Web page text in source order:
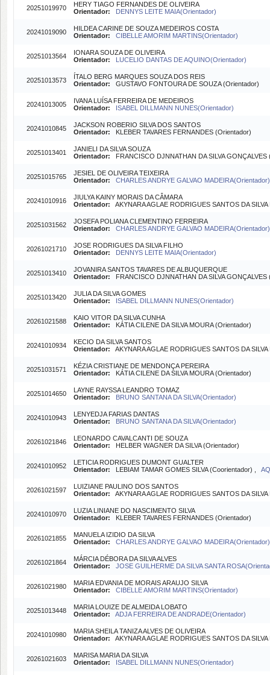
20251019970
HERY TIAGO FERNANDES DE OLIVEIRA
Orientador:
DENNYS LEITE MAIA(Orientador)
20241019090
HILDEA CARINE DE SOUZA MEDEIROS COSTA
Orientador:
CIBELLE AMORIM MARTINS(Orientador)
20251013564
IONARA SOUZA DE OLIVEIRA
Orientador:
LUCELIO DANTAS DE AQUINO(Orientador)
20251013573
ÍTALO BERG MARQUES SOUZA DOS REIS
Orientador: GUSTAVO FONTOURA DE SOUZA (Orientador)
20241013005
IVANA LUÍSA FERREIRA DE MEDEIROS
Orientador:
ISABEL DILLMANN NUNES(Orientador)
20241010845
JACKSON ROBERIO SILVA DOS SANTOS
Orientador: KLEBER TAVARES FERNANDES (Orientador)
20251013401
JANIELI DA SILVA SOUZA
Orientador: FRANCISCO DJNNATHAN DA SILVA GONÇALVES
20251015765
JESIEL DE OLIVEIRA TEIXEIRA
Orientador:
CHARLES ANDRYE GALVAO MADEIRA(Orientador)
20241010916
JIULYA KAINY MORAIS DA CÂMARA
Orientador: AKYNARA AGLAE RODRIGUES SANTOS DA
20251031562
JOSEFA POLIANA CLEMENTINO FERREIRA
Orientador:
CHARLES ANDRYE GALVAO MADEIRA(Orientador)
20261021710
JOSE RODRIGUES DA SILVA FILHO
Orientador:
DENNYS LEITE MAIA(Orientador)
20251013410
JOVANIRA SANTOS TAVARES DE ALBUQUERQUE
Orientador: FRANCISCO DJNNATHAN DA SILVA GONÇALVES
20251013420
JULIA DA SILVA GOMES
Orientador:
ISABEL DILLMANN NUNES(Orientador)
20261021588
KAIO VITOR DA SILVA CUNHA
Orientador: KÁTIA CILENE DA SILVA MOURA (Orientador)
20241010934
KECIO DA SILVA SANTOS
Orientador: AKYNARA AGLAE RODRIGUES SANTOS DA
20251031571
KÉZIA CRISTIANE DE MENDONÇA PEREIRA
Orientador: KÁTIA CILENE DA SILVA MOURA (Orientador)
20251014650
LAYNE RAYSSA LEANDRO TOMAZ
Orientador:
BRUNO SANTANA DA SILVA(Orientador)
20241010943
LENYEDJA FARIAS DANTAS
Orientador:
BRUNO SANTANA DA SILVA(Orientador)
20261021846
LEONARDO CAVALCANTI DE SOUZA
Orientador: HELBER WAGNER DA SILVA (Orientador)
20241010952
LETICIA RODRIGUES DUMONT GUALTER
Orientador: LEBIAM TAMAR GOMES SILVA (Coorientador) ,
20261021597
LUIZIANE PAULINO DOS SANTOS
Orientador: AKYNARA AGLAE RODRIGUES SANTOS DA
20241010970
LUZIA LINIANE DO NASCIMENTO SILVA
Orientador: KLEBER TAVARES FERNANDES (Orientador)
20261021855
MANUELA IZIDIO DA SILVA
Orientador:
CHARLES ANDRYE GALVAO MADEIRA(Orientador)
20261021864
MÁRCIA DÉBORA DA SILVA ALVES
Orientador:
JOSE GUILHERME DA SILVA SANTA
20261021980
MARIA EDVANIA DE MORAIS ARAUJO SILVA
Orientador:
CIBELLE AMORIM MARTINS(Orientador)
20251013448
MARIA LOUIZE DE ALMEIDA LOBATO
Orientador:
ADJA FERREIRA DE ANDRADE(Orientador)
20241010980
MARIA SHEILA TANIZA ALVES DE OLIVEIRA
Orientador: AKYNARA AGLAE RODRIGUES SANTOS DA
20261021603
MARISA MARIA DA SILVA
Orientador:
ISABEL DILLMANN NUNES(Orientador)